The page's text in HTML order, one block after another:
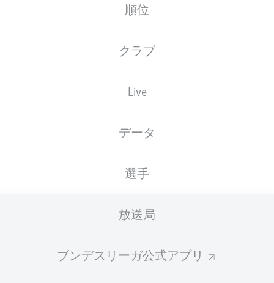
順位
クラブ
Live
データ
選手
放送局
ブンデスリーガ公式アプリ
17.04.1989
2022/2023